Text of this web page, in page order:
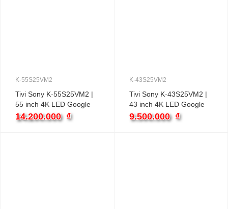
K-55S25VM2
Tivi Sony K-55S25VM2 |
55 inch 4K LED Google
14.200.000 ₫
K-43S25VM2
Tivi Sony K-43S25VM2 |
43 inch 4K LED Google
9.500.000 ₫